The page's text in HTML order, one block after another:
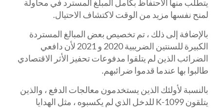
يتطلب منها الاحتفاظ بكامل المبلغ المسترد في محاولة
لمنح نفسها مزيد من الوقت لاكتشاف الاحتيال.
بالإضافة إلى ذلك ، تم تخصيص بعض المبالغ المستردة
الكبيرة للسنتين الضريبية 2020 و 2021 لأن دافعي
الضرائب الذين لم يتلقوا مدفوعات تحفيز الأثر الاقتصادي
طالبوا بها عندما قدموا ضرائبهم.
بالنسبة لأولئك الذين يستخدمون معالجات الدفع ، والذين
يتلقون 1099-K للدخل الذي لم يكسبوه ، مثل الهدايا